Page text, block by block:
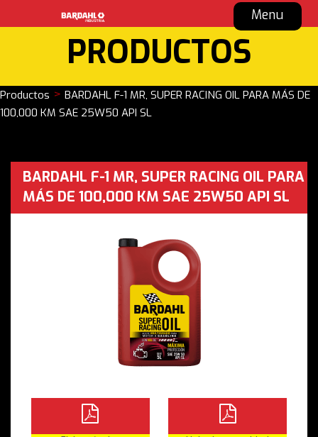
Menu
PRODUCTOS
Productos > BARDAHL F-1 MR, SUPER RACING OIL PARA MÁS DE
100,000 KM SAE 25W50 API SL
BARDAHL F-1 MR, SUPER RACING OIL PARA
MÁS DE 100,000 KM SAE 25W50 API SL